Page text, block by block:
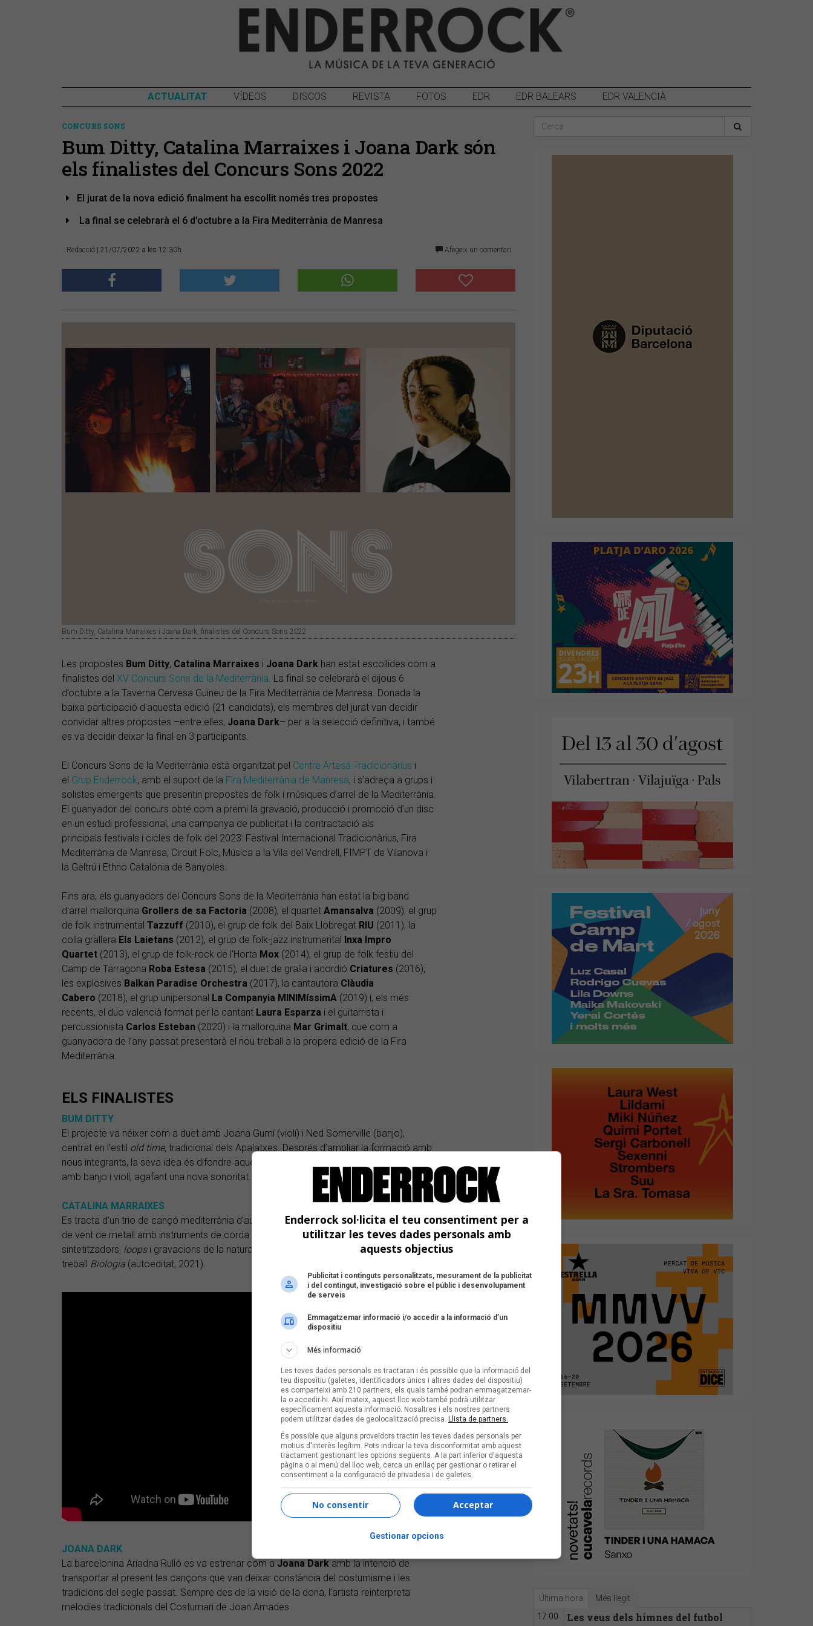
ACTUALITAT VÍDEOS DISCOS REVISTA FOTOS EDR EDR BALEARS EDR VALENCIÀ
CONCURS SONS
Bum Ditty, Catalina Marraixes i Joana Dark són
els finalistes del Concurs Sons 2022
El jurat de la nova edició finalment ha escollit només tres propostes
La final se celebrarà el 6 d'octubre a la Fira Mediterrània de Manresa
Redacció | 21/07/2022 a les 12:30h Afegeix un comentari
Bum Ditty, Catalina Marraixes i Joana Dark, finalistes del Concurs Sons 2022
Les propostes Bum Ditty, Catalina Marraixes i Joana Dark han estat escollides com a
finalistes del XV Concurs Sons de la Mediterrània. La final se celebrarà el dijous 6
d’octubre a la Taverna Cervesa Guineu de la Fira Mediterrània de Manresa. Donada la
baixa participació d'aquesta edició (21 candidats), els membres del jurat van decidir
convidar altres propostes –entre elles, Joana Dark– per a la selecció definitiva, i també
es va decidir deixar la final en 3 participants.
El Concurs Sons de la Mediterrània està organitzat pel Centre Artesà Tradicionàrius i
el Grup Enderrock, amb el suport de la Fira Mediterrània de Manresa, i s’adreça a grups i
solistes emergents que presentin propostes de folk i músiques d’arrel de la Mediterrània.
El guanyador del concurs obté com a premi la gravació, producció i promoció d'un disc
en un estudi professional, una campanya de publicitat i la contractació als
principals festivals i cicles de folk del 2023: Festival Internacional Tradicionàrius, Fira
Mediterrània de Manresa, Circuit Folc, Música a la Vila del Vendrell, FIMPT de Vilanova i
la Geltrú i Ethno Catalonia de Banyoles.
Fins ara, els guanyadors del Concurs Sons de la Mediterrània han estat la big band
d'arrel mallorquina Grollers de sa Factoria (2008), el quartet Amansalva (2009), el grup
de folk instrumental Tazzuff (2010), el grup de folk del Baix Llobregat RIU (2011), la
colla grallera Els Laietans (2012), el grup de folk-jazz instrumental Inxa Impro
Quartet (2013), el grup de folk-rock de l'Horta Mox (2014), el grup de folk festiu del
Camp de Tarragona Roba Estesa (2015), el duet de gralla i acordió Criatures (2016),
les explosives Balkan Paradise Orchestra (2017), la cantautora Clàudia
Cabero (2018), el grup unipersonal La Companyia MINIMíssimA (2019) i, els més
recents, el duo valencià format per la cantant Laura Esparza i el guitarrista i
percussionista Carlos Esteban (2020) i la mallorquina Mar Grimalt, que com a
guanyadora de l’any passat presentarà el nou treball a la propera edició de la Fira
Mediterrània.
ELS FINALISTES
BUM DITTY
El projecte va néixer com a duet amb Joana Gumí (violí) i Ned Somerville (banjo),
centrat en l’estil old time, tradicional dels Apalatxes. Després d’ampliar la formació amb
nous integrants, la seva idea és difondre aquest estil, que tradicionalment s’interpreta
amb banjo i violí, agafant una nova sonoritat.
CATALINA MARRAIXES
Es tracta d'un trio de cançó mediterrània d’autor nascut a Alzira que combina els sons
de vent de metall amb instruments de corda típics de la rondalla valenciana,
sintetitzadors, loopsi gravacions de la natura. Les primeres cançons les van reunir al
treball Biologia (autoeditat, 2021).
JOANA DARK
La barcelonina Ariadna Rulló es va estrenar com a Joana Dark amb la intenció de
transportar al present les cançons que van deixar constància del costumisme i les
tradicions del segle passat. Sempre des de la visió de la dona, l’artista reinterpreta
melodies tradicionals del Costumari de Joan Amades.
Última hora Més llegit
17:00
Les veus dels himnes del futbol
Enderrock sol·licita el teu consentiment per a
utilitzar les teves dades personals amb
aquests objectius
Publicitat i continguts personalitzats, mesurament de la publicitat
i del contingut, investigació sobre el públic i desenvolupament
de serveis
Emmagatzemar informació i/o accedir a la informació d’un
dispositiu
Més informació
Les teves dades personals es tractaran i és possible que la informació del
teu dispositiu (galetes, identificadors únics i altres dades del dispositiu)
es comparteixi amb 210 partners, els quals també podran emmagatzemar-
la o accedir-hi. Així mateix, aquest lloc web també podrà utilitzar
específicament aquesta informació. Nosaltres i els nostres partners
podem utilitzar dades de geolocalització precisa. Llista de partners.
És possible que alguns proveïdors tractin les teves dades personals per
motius d'interès legítim. Pots indicar la teva disconformitat amb aquest
tractament gestionant les opcions següents. A la part inferior d'aquesta
pàgina o al menú del lloc web, cerca un enllaç per gestionar o retirar el
consentiment a la configuració de privadesa i de galetes.
Acceptar
No consentir
Gestionar opcions